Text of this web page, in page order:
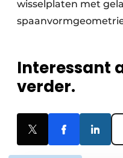
wisselplaten met
Interessant
verder.